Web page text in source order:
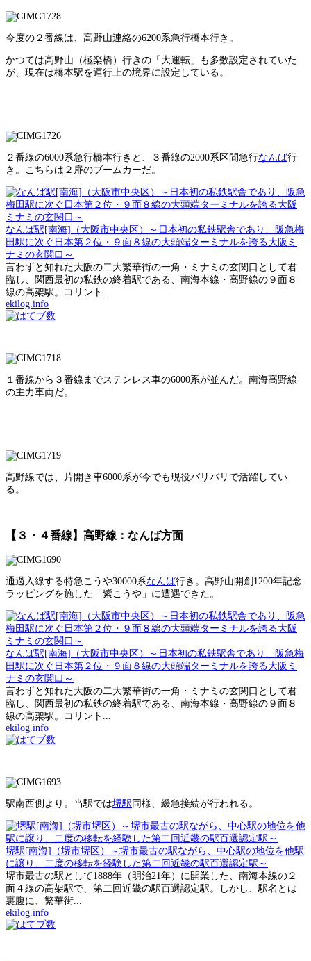
今度の２番線は、高野山連絡の6200系急行橋本行き。
かつては高野山（極楽橋）行きの「大運転」も多数設定されていた
が、現在は橋本駅を運行上の境界に設定している。
２番線の6000系急行橋本行きと、３番線の2000系区間急行なんば行
き。こちらは２扉のブームカーだ。
なんば駅[南海]（大阪市中央区）～日本初の私鉄駅舎であり、阪急梅
田駅に次ぐ日本第２位・９面８線の大頭端ターミナルを誇る大阪ミ
ナミの玄関口～
言わずと知れた大阪の二大繁華街の一角・ミナミの玄関口として君
臨し、関西最初の私鉄の終着駅である、南海本線・高野線の９面８
線の高架駅。コリント...
ekilog.info
１番線から３番線までステンレス車の6000系が並んだ。南海高野線
の主力車両だ。
高野線では、片開き車6000系が今でも現役バリバリで活躍してい
る。
【３・４番線】高野線：なんば方面
通過入線する特急こうや30000系なんば行き。高野山開創1200年記念
ラッピングを施した「紫こうや」に遭遇できた。
なんば駅[南海]（大阪市中央区）～日本初の私鉄駅舎であり、阪急梅
田駅に次ぐ日本第２位・９面８線の大頭端ターミナルを誇る大阪ミ
ナミの玄関口～
言わずと知れた大阪の二大繁華街の一角・ミナミの玄関口として君
臨し、関西最初の私鉄の終着駅である、南海本線・高野線の９面８
線の高架駅。コリント...
ekilog.info
駅南西側より。当駅では堺駅 同様、緩急接続が行われる。
堺駅[南海]（堺市堺区）～堺市最古の駅ながら、中心駅の地位を他駅
に譲り、二度の移転を経験した第二回近畿の駅百選認定駅～
堺市最古の駅として1888年（明治21年）に開業した、南海本線の２
面４線の高架駅で、第二回近畿の駅百選認定駅。しかし、駅名とは
裏腹に、繁華街...
ekilog.info